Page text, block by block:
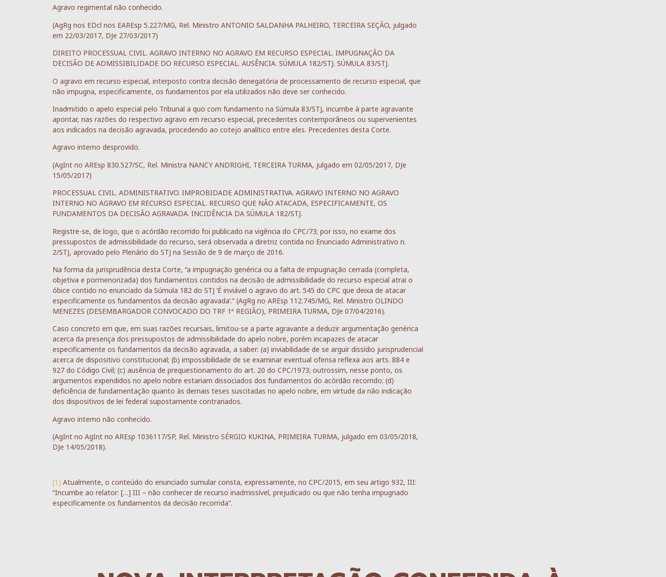
Agravo regimental não conhecido.
(AgRg nos EDcl nos EAREsp 5.227/MG, Rel. Ministro ANTONIO SALDANHA PALHEIRO, TERCEIRA SEÇÃO, julgado
em 22/03/2017, DJe 27/03/2017)
DIREITO PROCESSUAL CIVIL. AGRAVO INTERNO NO AGRAVO EM RECURSO ESPECIAL. IMPUGNAÇÃO DA
DECISÃO DE ADMISSIBILIDADE DO RECURSO ESPECIAL. AUSÊNCIA. SÚMULA 182/STJ. SÚMULA 83/STJ.
O agravo em recurso especial, interposto contra decisão denegatória de processamento de recurso especial, que
não impugna, especificamente, os fundamentos por ela utilizados não deve ser conhecido.
Inadmitido o apelo especial pelo Tribunal a quo com fundamento na Súmula 83/STJ, incumbe à parte agravante
apontar, nas razões do respectivo agravo em recurso especial, precedentes contemporâneos ou supervenientes
aos indicados na decisão agravada, procedendo ao cotejo analítico entre eles. Precedentes desta Corte.
Agravo interno desprovido.
(AgInt no AREsp 830.527/SC, Rel. Ministra NANCY ANDRIGHI, TERCEIRA TURMA, julgado em 02/05/2017, DJe
15/05/2017)
PROCESSUAL CIVIL. ADMINISTRATIVO. IMPROBIDADE ADMINISTRATIVA. AGRAVO INTERNO NO AGRAVO
INTERNO NO AGRAVO EM RECURSO ESPECIAL. RECURSO QUE NÃO ATACADA, ESPECIFICAMENTE, OS
FUNDAMENTOS DA DECISÃO AGRAVADA. INCIDÊNCIA DA SÚMULA 182/STJ.
Registre-se, de logo, que o acórdão recorrido foi publicado na vigência do CPC/73; por isso, no exame dos
pressupostos de admissibilidade do recurso, será observada a diretriz contida no Enunciado Administrativo n.
2/STJ, aprovado pelo Plenário do STJ na Sessão de 9 de março de 2016.
Na forma da jurisprudência desta Corte, “a impugnação genérica ou a falta de impugnação cerrada (completa,
objetiva e pormenorizada) dos fundamentos contidos na decisão de admissibilidade do recurso especial atrai o
óbice contido no enunciado da Súmula 182 do STJ ‘É inviável o agravo do art. 545 do CPC que deixa de atacar
especificamente os fundamentos da decisão agravada’.” (AgRg no AREsp 112.745/MG, Rel. Ministro OLINDO
MENEZES (DESEMBARGADOR CONVOCADO DO TRF 1ª REGIÃO), PRIMEIRA TURMA, DJe 07/04/2016).
Caso concreto em que, em suas razões recursais, limitou-se a parte agravante a deduzir argumentação genérica
acerca da presença dos pressupostos de admissibilidade do apelo nobre, porém incapazes de atacar
especificamente os fundamentos da decisão agravada, a saber: (a) inviabilidade de se arguir dissídio jurisprudencial
acerca de dispositivo constitucional; (b) impossibilidade de se examinar eventual ofensa reflexa aos arts. 884 e
927 do Código Civil; (c) ausência de prequestionamento do art. 20 do CPC/1973; outrossim, nesse ponto, os
argumentos expendidos no apelo nobre estariam dissociados dos fundamentos do acórdão recorrido; (d)
deficiência de fundamentação quanto às demais teses suscitadas no apelo nobre, em virtude da não indicação
dos dispositivos de lei federal supostamente contrariados.
Agravo interno não conhecido.
(AgInt no AgInt no AREsp 1036117/SP, Rel. Ministro SÉRGIO KUKINA, PRIMEIRA TURMA, julgado em 03/05/2018,
DJe 14/05/2018).
[1] Atualmente, o conteúdo do enunciado sumular consta, expressamente, no CPC/2015, em seu artigo 932, III:
“Incumbe ao relator: […] III – não conhecer de recurso inadmissível, prejudicado ou que não tenha impugnado
especificamente os fundamentos da decisão recorrida”.